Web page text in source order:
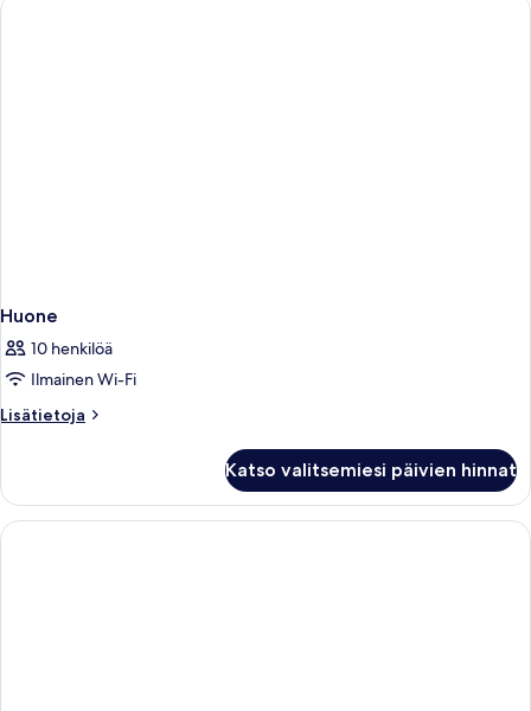
Huone
10 henkilöä
Ilmainen Wi-Fi
Lisätietoja
Lisätietoja
Katso valitsemiesi päivien hinnat